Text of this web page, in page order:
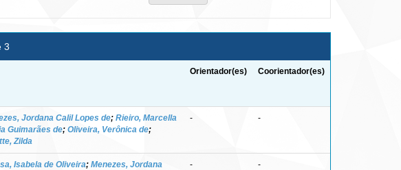
3
Orientador(es) Coorientador(es)
Jordana Calil Lopes de; Rieiro, Marcella
Guimarães de; Oliveira, Verônica de;
Zilda
- -
Isabela de Oliveira; Menezes, Jordana
- -